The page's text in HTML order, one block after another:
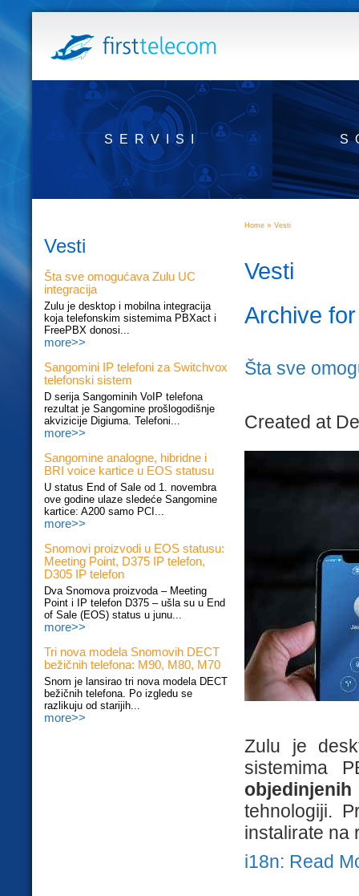
SERVISI
Vesti
Šta sve omogućava Zulu UC
integracija
Zulu je desktop i mobilna integracija
koja telefonskim sistemima PBXact i
FreePBX donosi...
more>>
Sangomini IP telefoni za Switchvox
telefonski sistem
D serija Sangominih VoIP telefona
rezultat je Sangomine prošlogodišnje
akvizicije Digiuma. Telefoni...
more>>
Sangomine analogne, hibridne i
BRI voice kartice u EOS statusu
U status End of Sale od 1. novembra
ove godine ulaze sledeće Sangomine
kartice: A200 samo PCI...
more>>
Snomovi proizvodi u EOS statusu:
Meeting Point, D375 IP telefon,
D305 IP telefon
Dva Snomova proizvoda – Meeting
Point i IP telefon D375 – ušla su u End
of Sale (EOS) status u junu...
more>>
Tri nova modela Snomovih DECT
bežičnih telefona: M90, M80, M70
Snom je lansirao tri nova modela DECT
bežičnih telefona. Po izgledu se
razlikuju od starijih...
more>>
Home » Vesti
Vesti
Archive
Šta sve
Created at
Zulu je
sistemima
tehnologiji.
instalirate na
i18n: Read